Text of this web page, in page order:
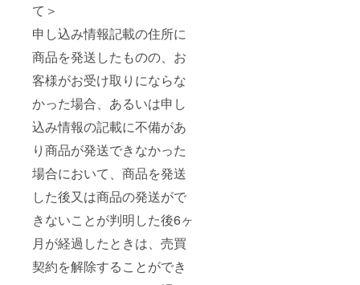
て＞
申し込み情報記載の住所に
商品を発送したものの、お
客様がお受け取りにならな
かった場合、あるいは申し
込み情報の記載に不備があ
り商品が発送できなかった
場合において、商品を発送
した後又は商品の発送がで
きないことが判明した後6ヶ
月が経過したときは、売買
契約を解除することができ